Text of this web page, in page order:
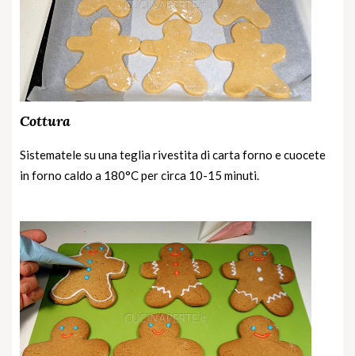
Cottura
Sistematele su una teglia rivestita di carta forno e cuocete
in forno caldo a 180°C per circa 10-15 minuti.